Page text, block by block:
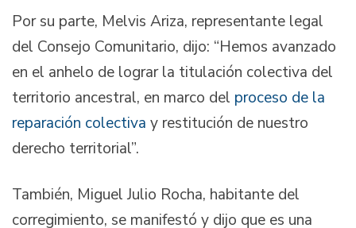
Por su parte, Melvis Ariza, representante legal
del Consejo Comunitario, dijo: “Hemos avanzado
en el anhelo de lograr la titulación colectiva del
territorio ancestral, en marco del proceso de la
reparación colectiva y restitución de nuestro
derecho territorial”.
También, Miguel Julio Rocha, habitante del
corregimiento, se manifestó y dijo que es una